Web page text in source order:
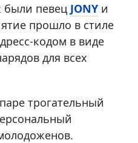
были певец JONY и
прошло в стиле
кодом в виде
для всех
трогательный